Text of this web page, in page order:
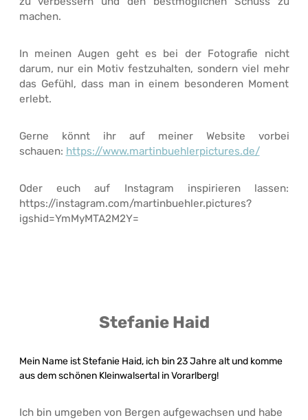
machen.
In meinen Augen geht es bei der Fotografie nicht
darum, nur ein Motiv festzuhalten, sondern viel mehr
das Gefühl, dass man in einem besonderen Moment
erlebt.
Gerne könnt ihr auf meiner Website vorbei
schauen: https://www.martinbuehlerpictures.de/
Oder euch auf Instagram inspirieren lassen:
https://instagram.com/martinbuehler.pictures?
igshid=YmMyMTA2M2Y=
Stefanie Haid
Mein Name ist Stefanie Haid, ich bin 23 Jahre alt und komme
aus dem schönen Kleinwalsertal in Vorarlberg!
Ich bin umgeben von Bergen aufgewachsen und habe